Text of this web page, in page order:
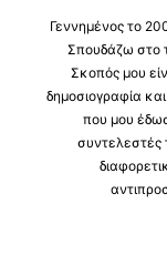
Γεννημένος το
Σπουδάζω στο
Σκοπός μου
δημοσιογραφία
που μου
συντελεστές